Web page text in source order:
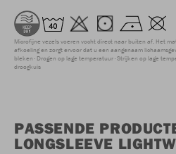
Microfijne vezels voeren vocht direct naar buiten af. Het
afkoeling en zorgt ervoor dat u een aangenaam
bleken Drogen op lage temperatuur Strijken op lage
droogkuis
PASSENDE
LONGSLEEVE